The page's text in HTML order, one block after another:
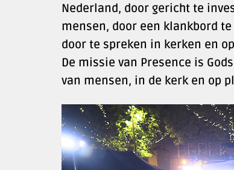
Nederland, door gericht te
mensen, door een klankbord
door te spreken in kerken en
De missie van Presence is
van mensen, in de kerk en op